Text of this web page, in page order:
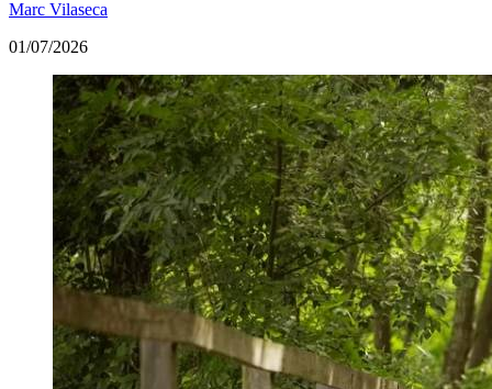
Marc Vilaseca
01/07/2026